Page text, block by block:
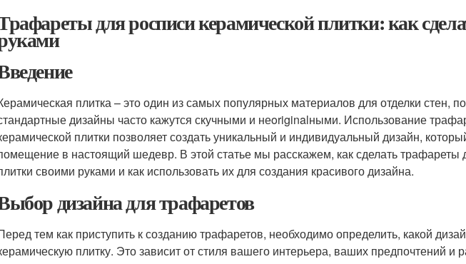
для росписи керамической плитки: как
плитка – это один из самых популярных материалов для отделки стен,
дизайны часто кажутся скучными и неoriginalными. Использование
плитки позволяет создать уникальный и индивидуальный дизайн,
в настоящий шедевр. В этой статье мы расскажем, как сделать трафареты
своими руками и как использовать их для создания красивого дизайна.
дизайна для трафаретов
тем как приступить к созданию трафаретов, необходимо определить, какой
плитку. Это зависит от стиля вашего интерьера, ваших предпочтений и